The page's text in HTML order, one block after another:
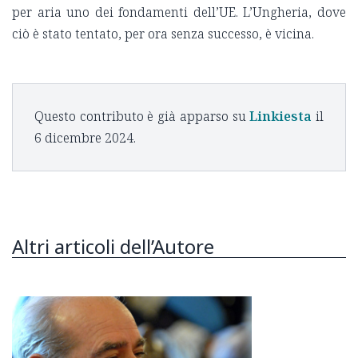
per aria uno dei fondamenti dell’UE. L’Ungheria, dove
ciò è stato tentato, per ora senza successo, è vicina.
Questo contributo è già apparso suLinkiesta il
6 dicembre 2024.
Altri articoli dell’Autore